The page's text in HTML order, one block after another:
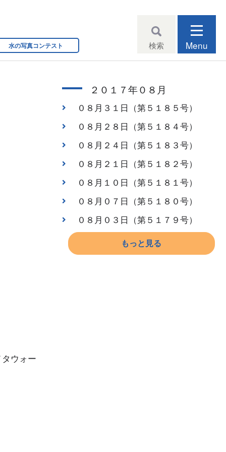
水の写真コンテスト Menu
検索
ウォー
２０１７年０８月
０８月３１日（第５１８５号）
０８月２８日（第５１８４号）
０８月２４日（第５１８３号）
０８月２１日（第５１８２号）
０８月１０日（第５１８１号）
０８月０７日（第５１８０号）
０８月０３日（第５１７９号）
もっと見る